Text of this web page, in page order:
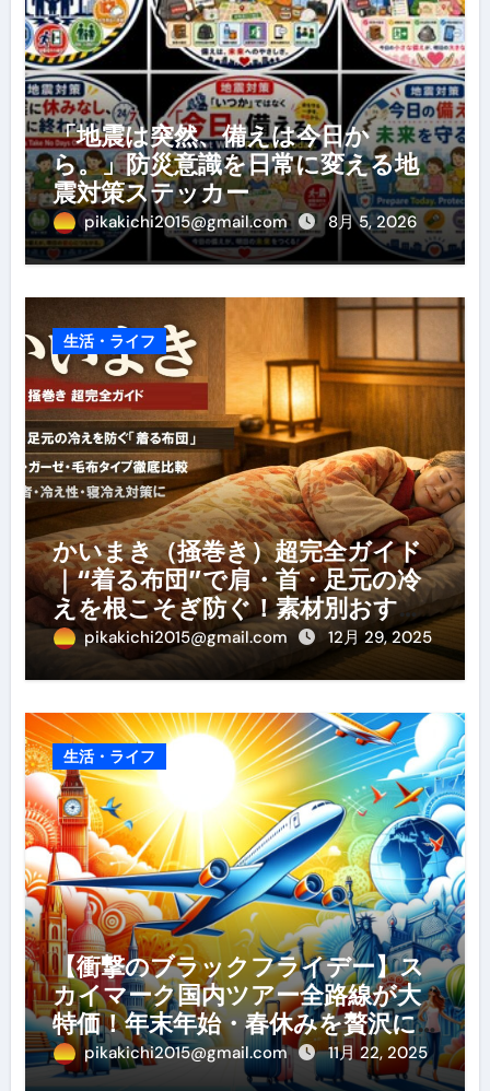
「地震は突然、備えは今日か
ら。」防災意識を日常に変える地
震対策ステッカー
pikakichi2015@gmail.com 8月 5, 2026
生活・ライフ
かいまき（掻巻き）超完全ガイド
｜“着る布団”で肩・首・足元の冷
えを根こそぎ防ぐ！素材別おすす
め・選び方・洗い方・Q&Aまで
pikakichi2015@gmail.com 12月 29, 2025
生活・ライフ
【衝撃のブラックフライデー】ス
カイマーク国内ツアー全路線が大
特価！年末年始・春休みを贅沢に
過ごす賢い予約ガイド
pikakichi2015@gmail.com 11月 22, 2025